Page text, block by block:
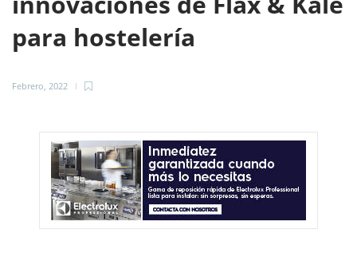
para hostelería
Febrero, 2022